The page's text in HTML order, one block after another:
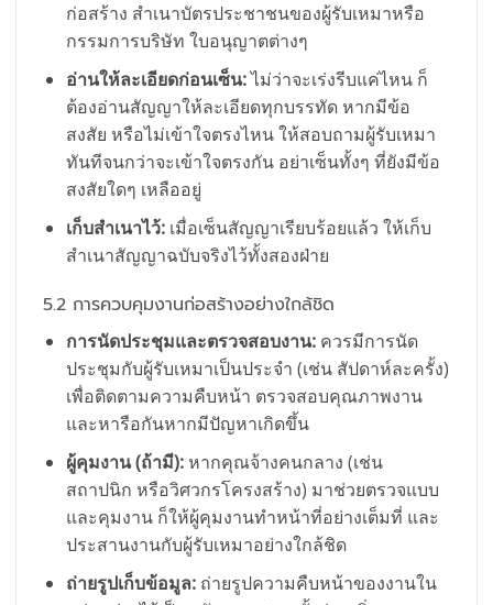
ก่อสร้าง สำเนาบัตรประชาชนของผู้รับเหมาหรือ
กรรมการบริษัท ใบอนุญาตต่างๆ
อ่านให้ละเอียดก่อนเซ็น:ไม่ว่าจะเร่งรีบแค่ไหน ก็
ต้องอ่านสัญญาให้ละเอียดทุกบรรทัด หากมีข้อ
สงสัย หรือไม่เข้าใจตรงไหน ให้สอบถามผู้รับเหมา
ทันทีจนกว่าจะเข้าใจตรงกัน อย่าเซ็นทั้งๆ ที่ยังมีข้อ
สงสัยใดๆ เหลืออยู่
เก็บสำเนาไว้:เมื่อเซ็นสัญญาเรียบร้อยแล้ว ให้เก็บ
สำเนาสัญญาฉบับจริงไว้ทั้งสองฝ่าย
5.2 การควบคุมงานก่อสร้างอย่างใกล้ชิด
การนัดประชุมและตรวจสอบงาน:ควรมีการนัด
ประชุมกับผู้รับเหมาเป็นประจำ (เช่น สัปดาห์ละครั้ง)
เพื่อติดตามความคืบหน้า ตรวจสอบคุณภาพงาน
และหารือกันหากมีปัญหาเกิดขึ้น
ผู้คุมงาน (ถ้ามี):หากคุณจ้างคนกลาง (เช่น
สถาปนิก หรือวิศวกรโครงสร้าง) มาช่วยตรวจแบบ
และคุมงาน ก็ให้ผู้คุมงานทำหน้าที่อย่างเต็มที่ และ
ประสานงานกับผู้รับเหมาอย่างใกล้ชิด
ถ่ายรูปเก็บข้อมูล:ถ่ายรูปความคืบหน้าของงานใน